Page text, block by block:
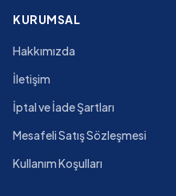
KURUMSAL
Hakkımızda
İletişim
İptal ve İade Şartları
Mesafeli Satış Sözleşmesi
Kullanım Koşulları